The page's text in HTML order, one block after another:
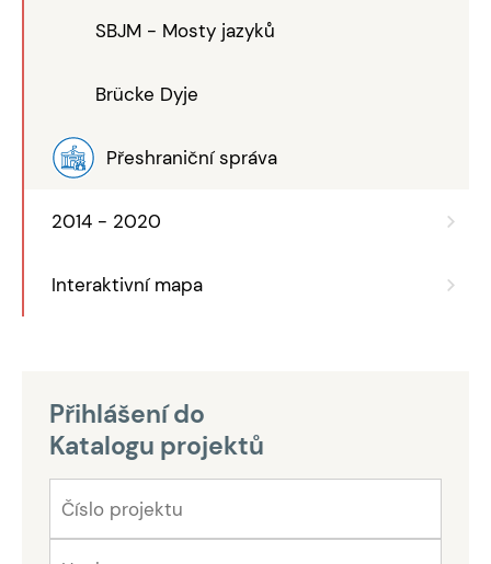
SBJM - Mosty jazyků
Brücke Dyje
Přeshraniční správa
2014 - 2020
Interaktivní mapa
Přihlášení do
Katalogu projektů